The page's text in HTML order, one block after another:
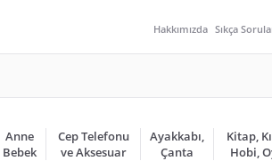
Hakkımızda Sıkça
Anne
Bebek
Cep Telefonu
ve Aksesuar
Ayakkabı,
Çanta
Kitap,
Hobi,